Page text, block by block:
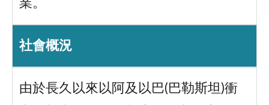
業。
社會概況
由於長久以來以阿及以巴(巴勒斯坦)衝